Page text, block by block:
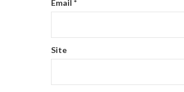
Email *
Site